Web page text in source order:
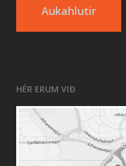
Aukahlutir
HÉR ERUM VIÐ